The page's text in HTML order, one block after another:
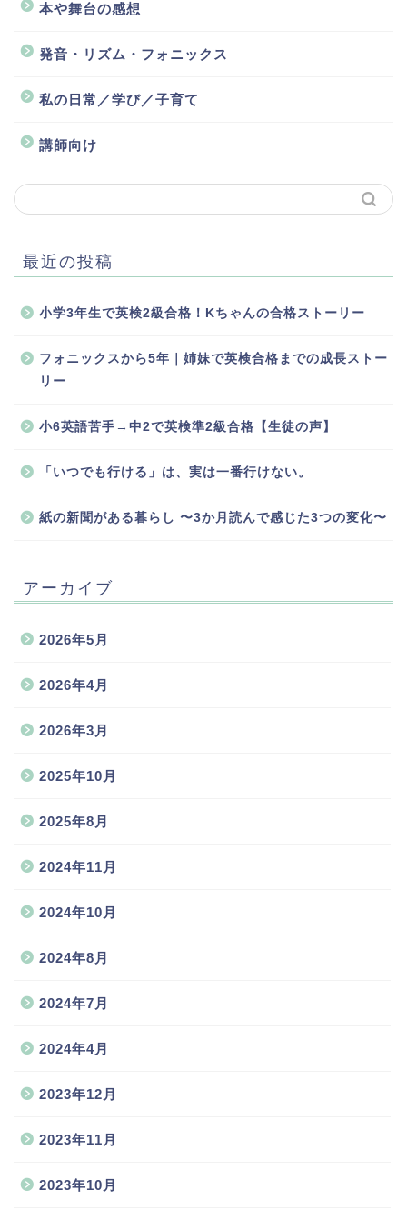
本や舞台の感想
発音・リズム・フォニックス
私の日常／学び／子育て
講師向け
最近の投稿
小学3年生で英検2級合格！Kちゃんの合格ストーリー
フォニックスから5年｜姉妹で英検合格までの成長ストー
リー
小6英語苦手→中2で英検準2級合格【生徒の声】
「いつでも行ける」は、実は一番行けない。
紙の新聞がある暮らし 〜3か月読んで感じた3つの変化〜
アーカイブ
2026年5月
2026年4月
2026年3月
2025年10月
2025年8月
2024年11月
2024年10月
2024年8月
2024年7月
2024年4月
2023年12月
2023年11月
2023年10月